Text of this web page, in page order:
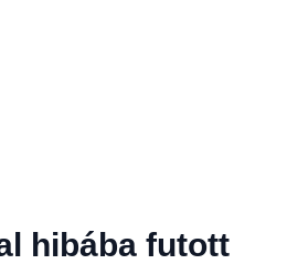
hibába futott